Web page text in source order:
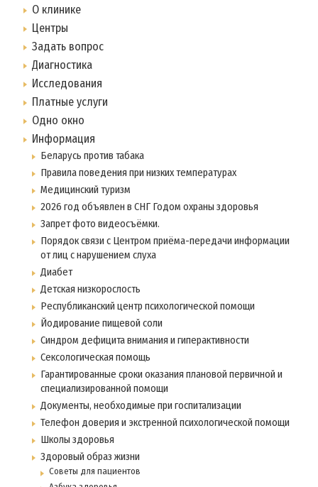
О клинике
Центры
Задать вопрос
Диагностика
Исследования
Платные услуги
Одно окно
Информация
Беларусь против табака
Правила поведения при низких температурах
Медицинский туризм
2026 год объявлен в СНГ Годом охраны здоровья
Запрет фото видеосъёмки.
Порядок связи с Центром приёма-передачи информации
от лиц с нарушением слуха
Диабет
Детская низкорослость
Республиканский центр психологической помощи
Йодирование пищевой соли
Синдром дефицита внимания и гиперактивности
Сексологическая помощь
Гарантированные сроки оказания плановой первичной и
специализированной помощи
Документы, необходимые при госпитализации
Телефон доверия и экстренной психологической помощи
Школы здоровья
Здоровый образ жизни
Советы для пациентов